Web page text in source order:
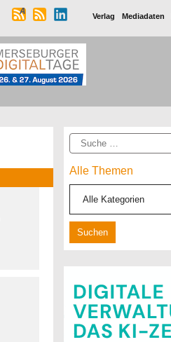
Verlag Mediadaten
Suche
Alle Themen